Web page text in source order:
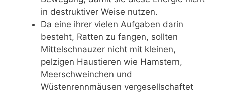
in destruktiver Weise nutzen.
Da eine ihrer vielen Aufgaben darin
besteht, Ratten zu fangen, sollten
Mittelschnauzer nicht mit kleinen,
pelzigen Haustieren wie Hamstern,
Meerschweinchen und
Wüstenrennmäusen vergesellschaftet